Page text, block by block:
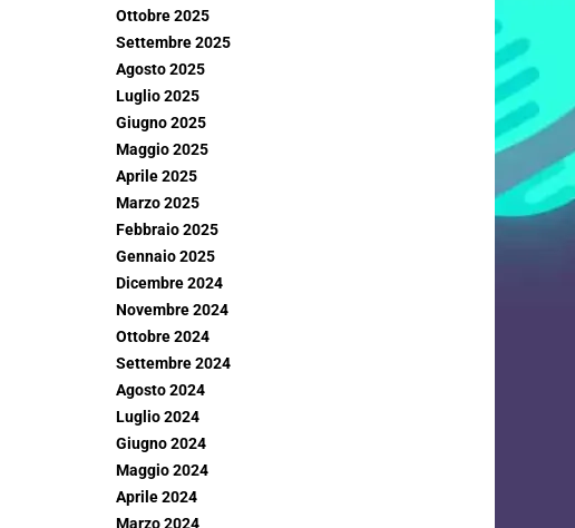
Ottobre 2025
Settembre 2025
Agosto 2025
Luglio 2025
Giugno 2025
Maggio 2025
Aprile 2025
Marzo 2025
Febbraio 2025
Gennaio 2025
Dicembre 2024
Novembre 2024
Ottobre 2024
Settembre 2024
Agosto 2024
Luglio 2024
Giugno 2024
Maggio 2024
Aprile 2024
Marzo 2024